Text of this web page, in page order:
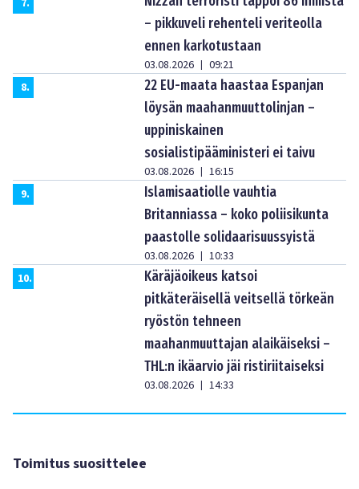
– pikkuveli rehenteli veriteolla
ennen karkotustaan
03.08.2026 | 09:21
8.
22 EU-maata haastaa Espanjan
löysän maahanmuuttolinjan –
uppiniskainen
sosialistipääministeri ei taivu
03.08.2026 | 16:15
9.
Islamisaatiolle vauhtia
Britanniassa – koko poliisikunta
paastolle solidaarisuussyistä
03.08.2026 | 10:33
10.
Käräjäoikeus katsoi
pitkäteräisellä veitsellä törkeän
ryöstön tehneen
maahanmuuttajan alaikäiseksi –
THL:n ikäarvio jäi ristiriitaiseksi
03.08.2026 | 14:33
Toimitus suosittelee